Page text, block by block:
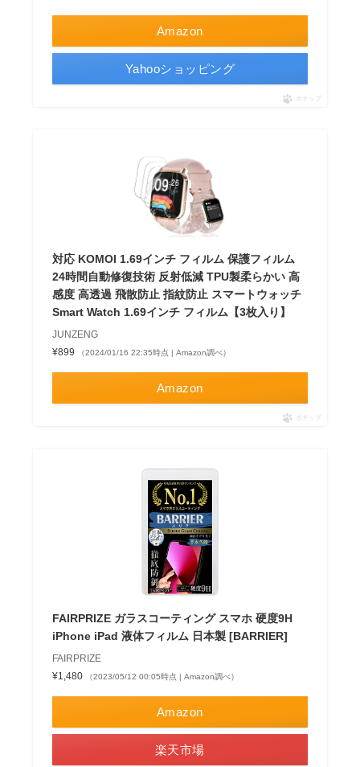
Amazon
Yahooショッピング
ポチップ
対応 KOMOI 1.69インチ フィルム 保護フィルム
24時間自動修復技術 反射低減 TPU製柔らかい 高
感度 高透過 飛散防止 指紋防止 スマートウォッチ
Smart Watch 1.69インチ フィルム【3枚入り】
JUNZENG
¥899
（2024/01/16 22:35時点 | Amazon調べ）
Amazon
ポチップ
FAIRPRIZE ガラスコーティング スマホ 硬度9H
iPhone iPad 液体フィルム 日本製 [BARRIER]
FAIRPRIZE
¥1,480
（2023/05/12 00:05時点 | Amazon調べ）
Amazon
楽天市場